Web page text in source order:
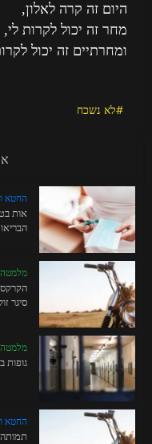
היום זה קרה לאלון,
מחר זה יכול לקרות לי,
ומחרתיים זה יכול
לא נשכח
החטא
אות
מלמטה
הקרקס
סיגר
מלמטה
גופות
החטא